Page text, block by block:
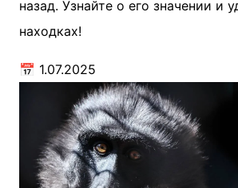
назад. Узнайте о его значении и
находках!
📅 1.07.2025